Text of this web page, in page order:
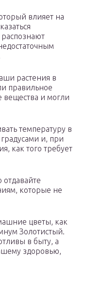
влияет на
растения в
правильное
и могли
температуру в
и, при
как того требует
которые не
цветы, как
Золотистый.
в быту, а
здоровью,